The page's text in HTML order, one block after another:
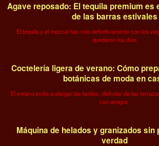
Agave reposado: El tequila premium es
de las barras estivales
El tequila y el mezcal han roto definitivamente con los
quedaron los días
Coctelería ligera de verano: Cómo
botánicas de moda en
El verano invita a alargar las tardes, disfrutar de las
con amigos.
Máquina de helados y granizados sin
verdad